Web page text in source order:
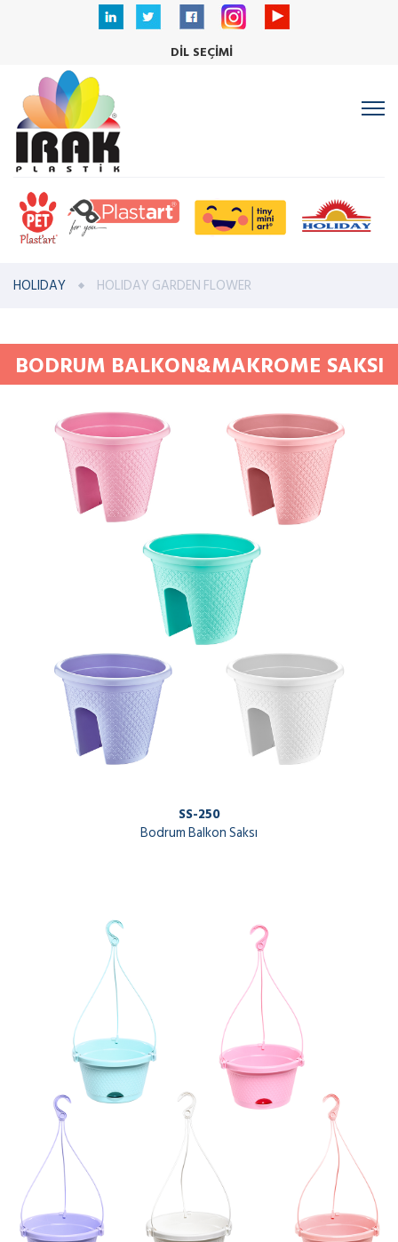
DİL SEÇİMİ
HOLIDAY HOLIDAY GARDEN FLOWER
BODRUM BALKON&MAKROME SAKSI
SS-250
Bodrum Balkon Saksı